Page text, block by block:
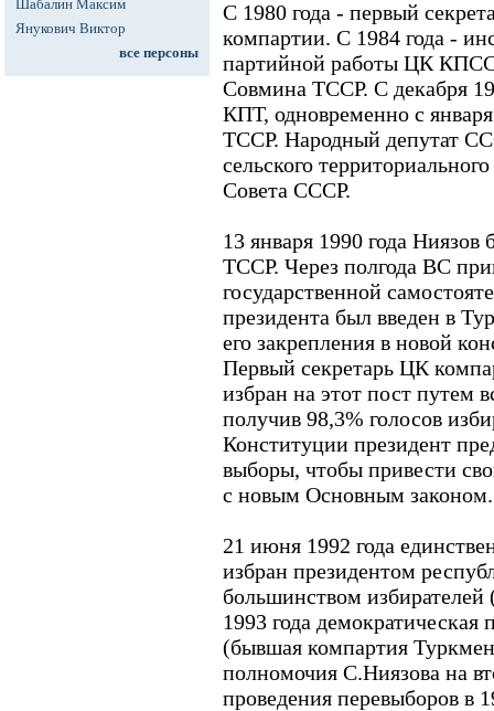
Шабалин Максим
Янукович Виктор
все персоны
С 1980 года - первый
компартии. С 1984 года -
партийной работы ЦК
Совмина ТССР. С декабря
КПТ, одновременно с
ТССР. Народный депутат
сельского
Совета СССР.
13 января 1990 года
ТССР. Через полгода ВС
государственной
президента был введен в
его закрепления в новой
Первый секретарь ЦК
избран на этот пост путем
получив 98,3% голосов
Конституции президент
выборы, чтобы привести
с новым Основным законом.
21 июня 1992 года
избран президентом
большинством
1993 года демократическая
(бывшая компартия
полномочия С.Ниязова на
проведения перевыборов в